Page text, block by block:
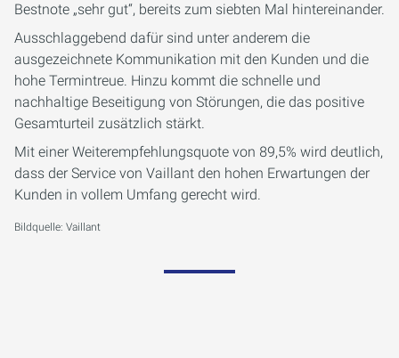
Bestnote „sehr gut“, bereits zum siebten Mal hintereinander.
Ausschlaggebend dafür sind unter anderem die
ausgezeichnete Kommunikation mit den Kunden und die
hohe Termintreue. Hinzu kommt die schnelle und
nachhaltige Beseitigung von Störungen, die das positive
Gesamturteil zusätzlich stärkt.
Mit einer Weiterempfehlungsquote von 89,5% wird deutlich,
dass der Service von Vaillant den hohen Erwartungen der
Kunden in vollem Umfang gerecht wird.
Bildquelle: Vaillant